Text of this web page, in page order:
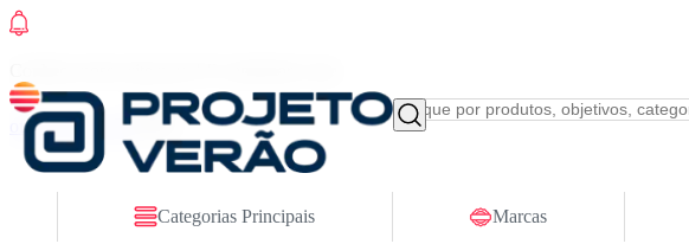
ofertas especiais
Categorias Principais Marcas